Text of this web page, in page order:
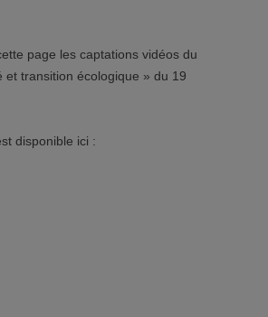
page les captations vidéos du
et transition écologique » du 19
disponible ici :